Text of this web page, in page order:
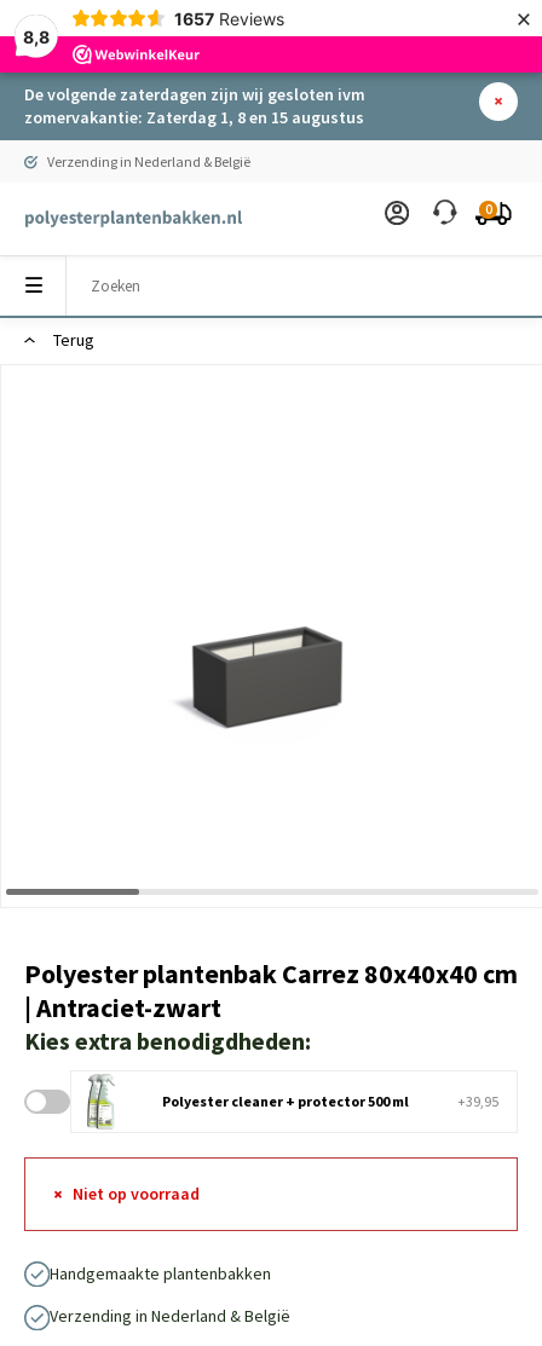
8,8
1657 Reviews ×
De volgende zaterdagen zijn wij gesloten ivm
zomervakantie: Zaterdag 1, 8 en 15 augustus
Verzending in Nederland & België
0
Terug
Polyester plantenbak Carrez 80x40x40 cm
| Antraciet-zwart
Kies extra benodigdheden:
Polyester cleaner + protector 500 ml +39,95
Niet op voorraad
Handgemaakte plantenbakken
Verzending in Nederland & België